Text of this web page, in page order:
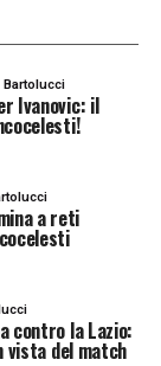
Bartolucci
Ivanovic: il
a reti
contro la Lazio:
vista del match